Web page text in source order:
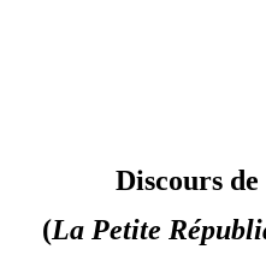
Discours
(La Petite